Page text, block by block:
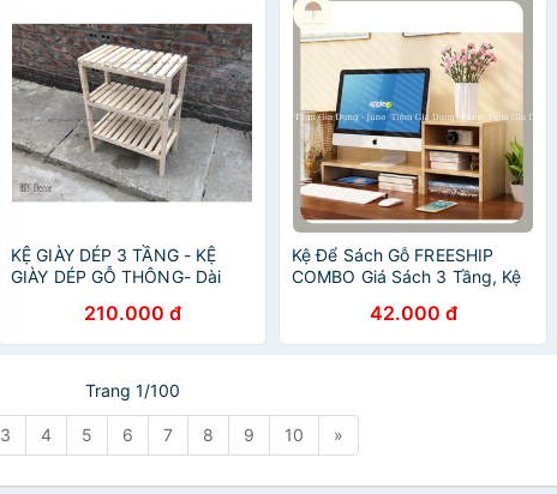
KỆ GIÀY DÉP 3 TẦNG - KỆ
GIÀY DÉP GỖ THÔNG- Dài
210.000 đ
Kệ Để Sách Gỗ FREESHIP
COMBO Giá Sách 3 Tầng, Kệ
42.000 đ
Trang 1/100
3 4 5 6 7 8 9 10 »